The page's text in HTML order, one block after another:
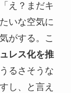
え？まだキ
いな空気に
がする。こ
レス化を推
るさそうな
し、と言え